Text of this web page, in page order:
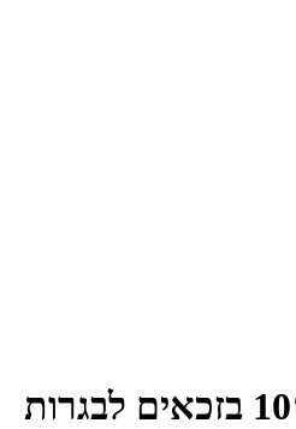
זינוק של יותר 10% בזכאים לבגרות